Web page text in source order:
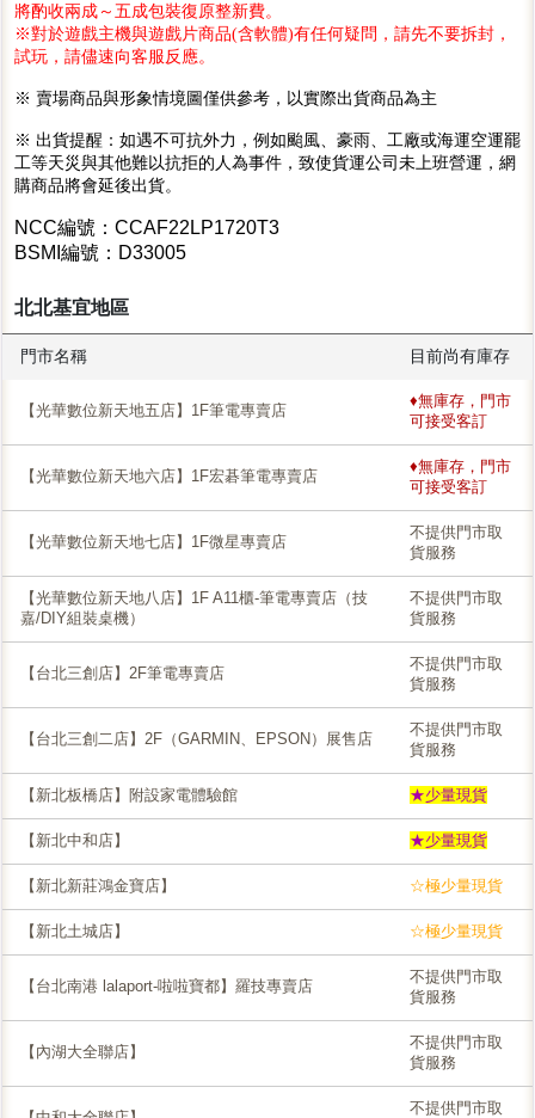
將酌收兩成～五成包裝復原整新費。
※對於遊戲主機與遊戲片商品(含軟體)有任何疑問，請先不要拆封，
試玩，請儘速向客服反應。
※ 賣場商品與形象情境圖僅供參考，以實際出貨商品為主
※ 出貨提醒：如遇不可抗外力，例如颱風、豪雨、工廠或海運空運罷
工等天災與其他難以抗拒的人為事件，致使貨運公司未上班營運，網
購商品將會延後出貨。
NCC編號：CCAF22LP1720T3
BSMI編號：D33005
北北基宜地區
門市名稱 目前尚有庫存
【光華數位新天地五店】1F筆電專賣店
♦無庫存，門市
可接受客訂
【光華數位新天地六店】1F宏碁筆電專賣店
♦無庫存，門市
可接受客訂
【光華數位新天地七店】1F微星專賣店
不提供門市取
貨服務
【光華數位新天地八店】1F A11櫃-筆電專賣店（技
嘉/DIY組裝桌機）
不提供門市取
貨服務
【台北三創店】2F筆電專賣店
不提供門市取
貨服務
【台北三創二店】2F（GARMIN、EPSON）展售店
不提供門市取
貨服務
【新北板橋店】附設家電體驗館 ★少量現貨
【新北中和店】 ★少量現貨
【新北新莊鴻金寶店】 ☆極少量現貨
【新北土城店】 ☆極少量現貨
【台北南港 lalaport-啦啦寶都】羅技專賣店
不提供門市取
貨服務
【內湖大全聯店】
不提供門市取
貨服務
不提供門市取